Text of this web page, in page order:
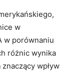
w
w porównaniu
różnic wynika
wpływ